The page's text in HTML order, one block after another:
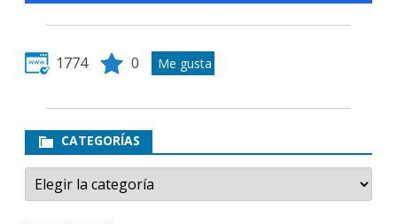
1774 0
CATEGORÍAS
Categorías